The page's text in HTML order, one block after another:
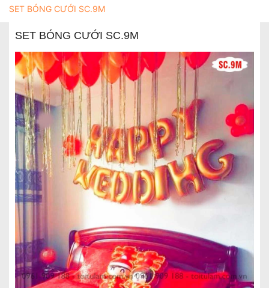
SET BÓNG CƯỚI SC.9M
SET BÓNG CƯỚI SC.9M